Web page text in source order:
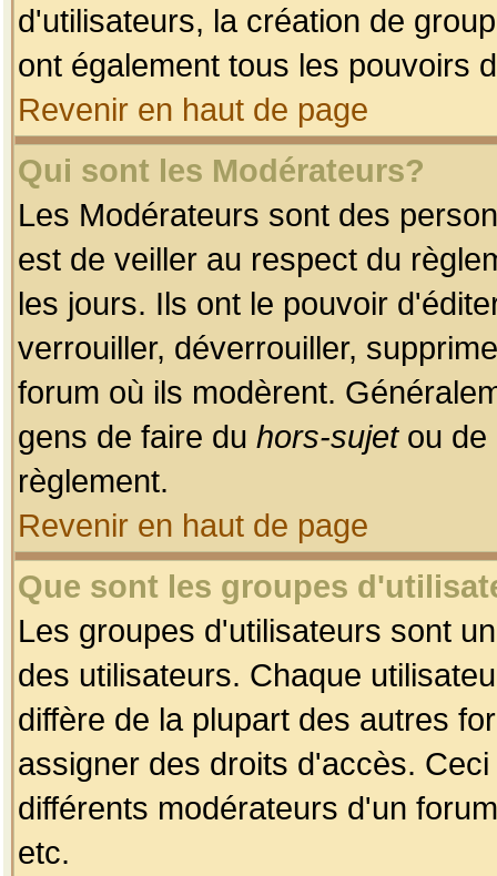
d'utilisateurs, la création de
ont également tous les pouvoirs
Revenir en haut de page
Qui sont les Modérateurs?
Les Modérateurs sont des
est de veiller au respect du
les jours. Ils ont le pouvoir
verrouiller, déverrouiller,
forum où ils modèrent.
gens de faire du hors-sujetou de
règlement.
Revenir en haut de page
Que sont les groupes
Les groupes d'utilisateurs sont
des utilisateurs. Chaque
diffère de la plupart des autres
assigner des droits d'accès.
différents modérateurs d'un
etc.